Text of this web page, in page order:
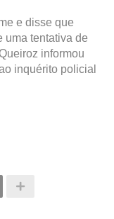
e disse que
uma tentativa de
informou
inquérito policial